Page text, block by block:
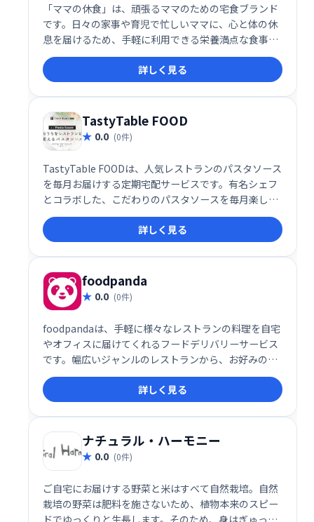
「ママの休食」は、頑張るママのための宅食ブランド
です。日々の家事や育児で忙しいママに、心と体の休
息を届けるため、手軽に利用できる栄養満点な食事を
ご提供しています。自分自身をいたわり、笑顔で毎日
を過ごせるようサポートいたします。
詳しく見る
TastyTable FOOD
0.0 (0件)
TastyTable FOODは、人気レストランのパスタソース
を毎月お届けする定期宅配サービスです。有名シェフ
とコラボした、こだわりのパスタソースを毎月楽しめ
ます。定番から季節限定まで、バラエティ豊かなライ
ンナップをご用意。手軽に本格的なレストランの味を
ご自宅で堪能でき、食卓を豊かに彩ります。 毎月新し
い味との出会いが、食の楽しみを広げます。
詳しく見る
foodpanda
0.0 (0件)
foodpandaは、手軽に様々なレストランの料理を自宅
やオフィスに届けてくれるフードデリバリーサービス
です。幅広いジャンルのレストランから、お好みの料
理を選んで注文できます。スムーズな注文システムと
迅速な配達で、忙しい毎日をサポートします。
詳しく見る
ナチュラル・ハーモニー
0.0 (0件)
ご自宅にお届けする野菜と米はすべて自然栽培。自然
栽培の野菜は肥料を施さないため、植物本来のスピー